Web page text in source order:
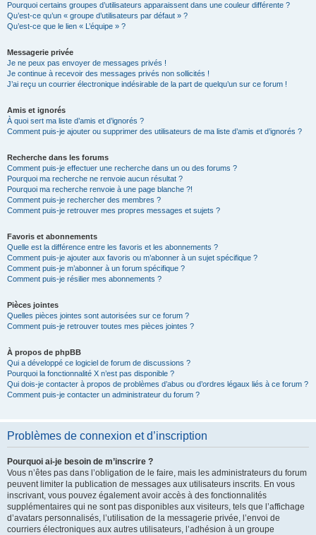
Pourquoi certains groupes d’utilisateurs apparaissent dans une couleur différente ?
Qu’est-ce qu’un « groupe d’utilisateurs par défaut » ?
Qu’est-ce que le lien « L’équipe » ?
Messagerie privée
Je ne peux pas envoyer de messages privés !
Je continue à recevoir des messages privés non sollicités !
J’ai reçu un courrier électronique indésirable de la part de quelqu’un sur ce forum !
Amis et ignorés
À quoi sert ma liste d’amis et d’ignorés ?
Comment puis-je ajouter ou supprimer des utilisateurs de ma liste d’amis et d’ignorés ?
Recherche dans les forums
Comment puis-je effectuer une recherche dans un ou des forums ?
Pourquoi ma recherche ne renvoie aucun résultat ?
Pourquoi ma recherche renvoie à une page blanche ?!
Comment puis-je rechercher des membres ?
Comment puis-je retrouver mes propres messages et sujets ?
Favoris et abonnements
Quelle est la différence entre les favoris et les abonnements ?
Comment puis-je ajouter aux favoris ou m’abonner à un sujet spécifique ?
Comment puis-je m’abonner à un forum spécifique ?
Comment puis-je résilier mes abonnements ?
Pièces jointes
Quelles pièces jointes sont autorisées sur ce forum ?
Comment puis-je retrouver toutes mes pièces jointes ?
À propos de phpBB
Qui a développé ce logiciel de forum de discussions ?
Pourquoi la fonctionnalité X n’est pas disponible ?
Qui dois-je contacter à propos de problèmes d’abus ou d’ordres légaux liés à ce forum ?
Comment puis-je contacter un administrateur du forum ?
Problèmes de connexion et d’inscription
Pourquoi ai-je besoin de m’inscrire ?
Vous n’êtes pas dans l’obligation de le faire, mais les administrateurs du forum
peuvent limiter la publication de messages aux utilisateurs inscrits. En vous
inscrivant, vous pouvez également avoir accès à des fonctionnalités
supplémentaires qui ne sont pas disponibles aux visiteurs, tels que l’affichage
d’avatars personnalisés, l’utilisation de la messagerie privée, l’envoi de
courriers électroniques aux autres utilisateurs, l’adhésion à un groupe